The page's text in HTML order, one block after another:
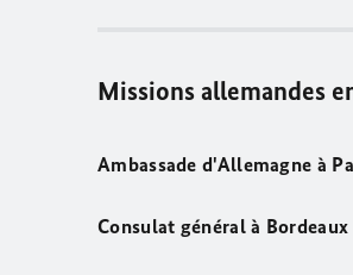
Missions allemandes
Ambassade d'Allemagne à
Consulat général à Bordeaux